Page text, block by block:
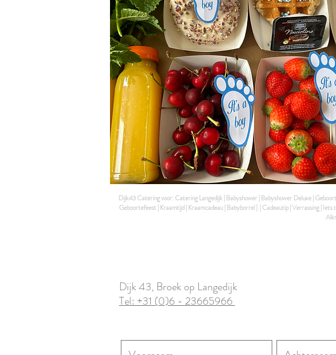
Dijk43 Catering voor: Catering Langedijk | Babyshower | Babyshower Deluxe |
Geboortefeest | Kraamtijd | Kraamcadeau | Babyborrel | | Cadeautip | Verrassing |
Dijk 43, Broek op Langedijk
Tel: +31 (0)6 - 23665966